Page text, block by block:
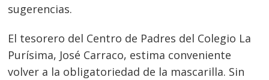
sugerencias.
El tesorero del Centro de Padres del Colegio La
Purísima, José Carraco, estima conveniente
volver a la obligatoriedad de la mascarilla. Sin